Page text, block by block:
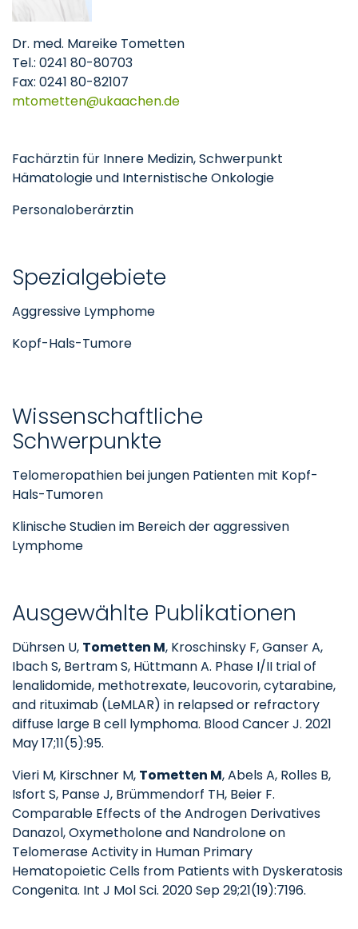
Dr. med. Mareike Tometten
Tel.: 0241 80-80703
Fax: 0241 80-82107
mtometten
ukaachende
Fachärztin für Innere Medizin, Schwerpunkt
Hämatologie und Internistische Onkologie
Personaloberärztin
Spezialgebiete
Aggressive Lymphome
Kopf-Hals-Tumore
Wissenschaftliche
Schwerpunkte
Telomeropathien bei jungen Patienten mit Kopf-
Hals-Tumoren
Klinische Studien im Bereich der aggressiven
Lymphome
Ausgewählte Publikationen
Dührsen U, Tometten M, Kroschinsky F, Ganser A,
Ibach S, Bertram S, Hüttmann A. Phase I/II trial of
lenalidomide, methotrexate, leucovorin, cytarabine,
and rituximab (LeMLAR) in relapsed or refractory
diffuse large B cell lymphoma. Blood Cancer J. 2021
May 17;11(5):95.
Vieri M, Kirschner M, Tometten M, Abels A, Rolles B,
Isfort S, Panse J, Brümmendorf TH, Beier F.
Comparable Effects of the Androgen Derivatives
Danazol, Oxymetholone and Nandrolone on
Telomerase Activity in Human Primary
Hematopoietic Cells from Patients with Dyskeratosis
Congenita. Int J Mol Sci. 2020 Sep 29;21(19):7196.